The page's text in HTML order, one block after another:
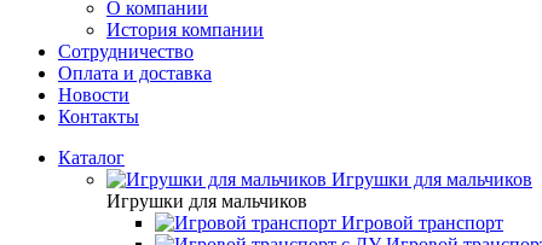
О компании
История компании
Сотрудничество
Оплата и доставка
Новости
Контакты
Каталог
Игрушки для мальчиков
Игрушки для мальчиков
Игровой транспорт